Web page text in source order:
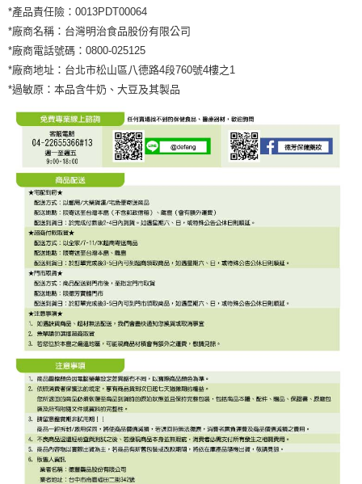
*產品責任險：0013PDT00064
*廠商名稱：台灣明治食品股份有限公司
*廠商電話號碼：0800-025125
*廠商地址：台北市松山區八德路4段760號4樓之1
*過敏原：本品含牛奶、大豆及其製品